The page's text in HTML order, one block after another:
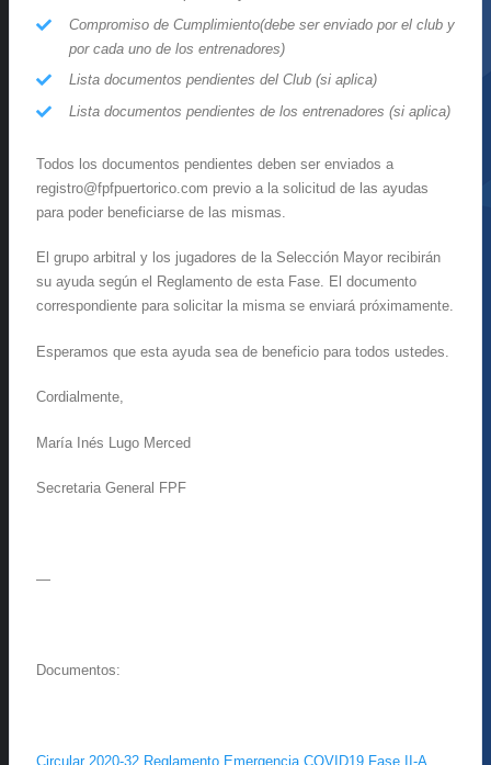
Compromiso de Cumplimiento(debe ser enviado por el club y
por cada uno de los entrenadores)
Lista documentos pendientes del Club (si aplica)
Lista documentos pendientes de los entrenadores (si aplica)
Todos los documentos pendientes deben ser enviados a
registro@fpfpuertorico.com previo a la solicitud de las ayudas
para poder beneficiarse de las mismas.
El grupo arbitral y los jugadores de la Selección Mayor recibirán
su ayuda según el Reglamento de esta Fase. El documento
correspondiente para solicitar la misma se enviará próximamente.
Esperamos que esta ayuda sea de beneficio para todos ustedes.
Cordialmente,
María Inés Lugo Merced
Secretaria General FPF
—
Documentos:
Circular 2020-32 Reglamento Emergencia COVID19 Fase II-A